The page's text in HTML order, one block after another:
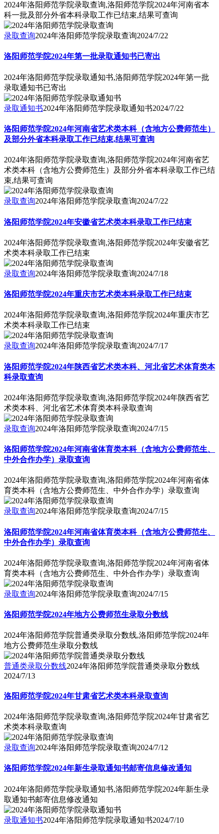
2024年洛阳师范学院录取查询,洛阳师范学院2024年河南省本
科一批及部分外省本科录取工作已结束,结果可查询
录取查询2024年洛阳师范学院录取查询2024/7/22
洛阳师范学院2024年第一批录取通知书已寄出
2024年洛阳师范学院录取通知书,洛阳师范学院2024年第一批
录取通知书已寄出
录取通知书2024年洛阳师范学院录取通知书2024/7/22
洛阳师范学院2024年河南省艺术类本科（含地方公费师范生）
及部分外省本科录取工作已结束,结果可查询
2024年洛阳师范学院录取查询,洛阳师范学院2024年河南省艺
术类本科（含地方公费师范生）及部分外省本科录取工作已结
束,结果可查询
录取查询2024年洛阳师范学院录取查询2024/7/22
洛阳师范学院2024年安徽省艺术类本科录取工作已结束
2024年洛阳师范学院录取查询,洛阳师范学院2024年安徽省艺
术类本科录取工作已结束
录取查询2024年洛阳师范学院录取查询2024/7/18
洛阳师范学院2024年重庆市艺术类本科录取工作已结束
2024年洛阳师范学院录取查询,洛阳师范学院2024年重庆市艺
术类本科录取工作已结束
录取查询2024年洛阳师范学院录取查询2024/7/17
洛阳师范学院2024年陕西省艺术类本科、河北省艺术体育类本
科录取查询
2024年洛阳师范学院录取查询,洛阳师范学院2024年陕西省艺
术类本科、河北省艺术体育类本科录取查询
录取查询2024年洛阳师范学院录取查询2024/7/15
洛阳师范学院2024年河南省体育类本科（含地方公费师范生、
中外合作办学）录取查询
2024年洛阳师范学院录取查询,洛阳师范学院2024年河南省体
育类本科（含地方公费师范生、中外合作办学）录取查询
录取查询2024年洛阳师范学院录取查询2024/7/15
洛阳师范学院2024年河南省体育类本科（含地方公费师范生、
中外合作办学）录取查询
2024年洛阳师范学院录取查询,洛阳师范学院2024年河南省体
育类本科（含地方公费师范生、中外合作办学）录取查询
录取查询2024年洛阳师范学院录取查询2024/7/15
洛阳师范学院2024年地方公费师范生录取分数线
2024年洛阳师范学院普通类录取分数线,洛阳师范学院2024年
地方公费师范生录取分数线
普通类录取分数线2024年洛阳师范学院普通类录取分数线
2024/7/13
洛阳师范学院2024年甘肃省艺术类本科录取查询
2024年洛阳师范学院录取查询,洛阳师范学院2024年甘肃省艺
术类本科录取查询
录取查询2024年洛阳师范学院录取查询2024/7/12
洛阳师范学院2024年新生录取通知书邮寄信息修改通知
2024年洛阳师范学院录取通知书,洛阳师范学院2024年新生录
取通知书邮寄信息修改通知
录取通知书2024年洛阳师范学院录取通知书2024/7/10